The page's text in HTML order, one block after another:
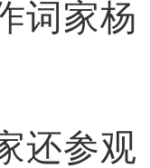
词家杨
参观